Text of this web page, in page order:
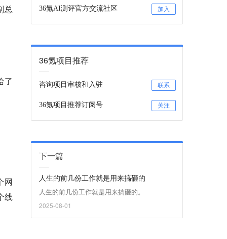
总
了
网
线
36氪AI测评官方交流社区 加入
36氪项目推荐
咨询项目审核和入驻 联系
36氪项目推荐订阅号 关注
下一篇
人生的前几份工作就是用来搞砸的
人生的前几份工作就是用来搞砸的。
2025-08-01